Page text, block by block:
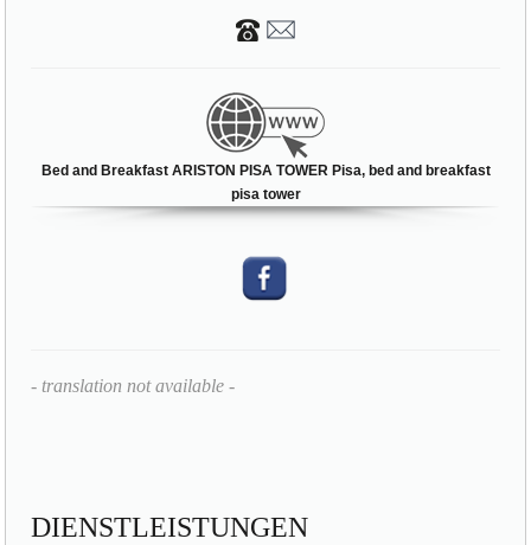
Bed and Breakfast ARISTON PISA TOWER Pisa, bed and breakfast
pisa tower
- translation not available -
DIENSTLEISTUNGEN